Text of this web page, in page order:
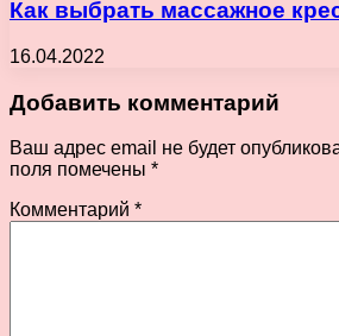
Как выбрать массажное
16.04.2022
Добавить комментарий
Ваш адрес email не будет
поля помечены *
Комментарий *